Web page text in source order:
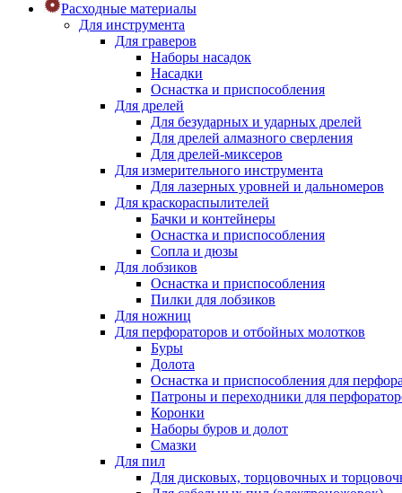
Расходные материалы
Для инструмента
Для граверов
Наборы насадок
Насадки
Оснастка и приспособления
Для дрелей
Для безударных и ударных дрелей
Для дрелей алмазного сверления
Для дрелей-миксеров
Для измерительного инструмента
Для лазерных уровней и дальномеров
Для краскораспылителей
Бачки и контейнеры
Оснастка и приспособления
Сопла и дюзы
Для лобзиков
Оснастка и приспособления
Пилки для лобзиков
Для ножниц
Для перфораторов и отбойных молотков
Буры
Долота
Оснастка и приспособления для
Патроны и переходники для
Коронки
Наборы буров и долот
Смазки
Для пил
Для дисковых, торцовочных и